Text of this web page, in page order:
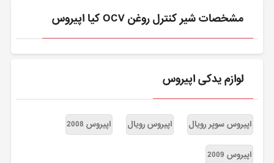
مشخصات شیر کنترل روغن OCV کیا اپیروس
لوازم یدکی اپیروس
اپیروس سوپر رویال اپیروس رویال اپیروس 2008
اپیروس 2009